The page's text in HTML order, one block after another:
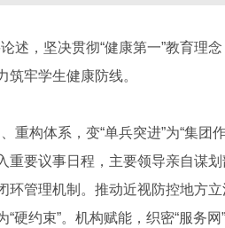
，坚决贯彻“健康第一”教育理念
筑牢学生健康防线。
重构体系，变“单兵突进”为“集团
重要议事日程，主要领导亲自谋
环管理机制。推动近视防控地方
硬约束”。机构赋能，织密“服务